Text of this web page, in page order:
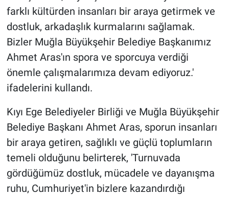
farklı kültürden insanları bir araya getirmek ve
dostluk, arkadaşlık kurmalarını sağlamak.
Bizler Muğla Büyükşehir Belediye Başkanımız
Ahmet Aras'ın spora ve sporcuya verdiği
önemle çalışmalarımıza devam ediyoruz.'
ifadelerini kullandı.
Kıyı Ege Belediyeler Birliği ve Muğla Büyükşehir
Belediye Başkanı Ahmet Aras, sporun insanları
bir araya getiren, sağlıklı ve güçlü toplumların
temeli olduğunu belirterek, 'Turnuvada
gördüğümüz dostluk, mücadele ve dayanışma
ruhu, Cumhuriyet'in bizlere kazandırdığı